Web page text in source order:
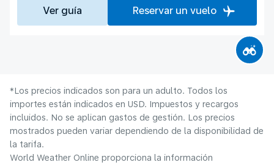
Ver guía Reservar un vuelo
*Los precios indicados son para un adulto. Todos los
importes están indicados en USD. Impuestos y recargos
incluidos. No se aplican gastos de gestión. Los precios
mostrados pueden variar dependiendo de la disponibilidad de
la tarifa.
World Weather Online proporciona la información